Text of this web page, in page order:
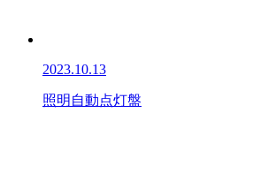
2023.10.13
照明自動点灯盤